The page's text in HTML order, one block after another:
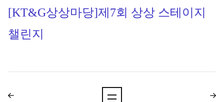
[KT&G상상마당]제7회 상상 스테이지
챌린지